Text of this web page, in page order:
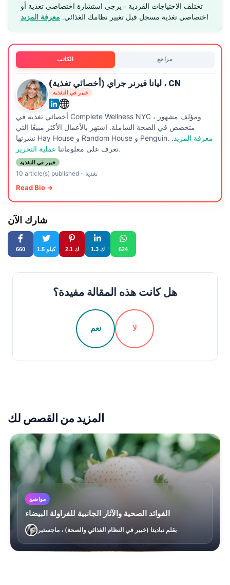
تختلف الاحتياجات الفردية - يرجى استشارة اختصاصي تغذية أو
اختصاصي تغذية مسجل قبل تغيير نظامك الغذائي. معرفة المزيد
الكاتب مراجع
ليانا فيرنر جراي (أخصائي تغذية) ، CN
خبير في التغذية
أخصائي تغذية في Complete Wellness NYC ومؤلف مشهور ،
متخصص في الصحة الشاملة. اشتهر بالأعمال الأكثر مبيعًا التي
نشرتها Hay House و Random House و Penguin.
معرفة المزيد.
تعرف على معلوماتناعملية التحرير.
خبير في التغذية
10 article(s) published- تغذية
Read Bio →
شارك الآن
660 1.5 كيلو 2.1 ك 1.3 ك 624
هل كانت هذه المقالة مفيدة؟
نعم لا
المزيد من القصص لك
مواضيع
الفوائد الصحية والآثار الجانبية للفراولة البيضاء
بقلم نباديتا (خبير في النظام الغذائي والصحة) ، ماجستير